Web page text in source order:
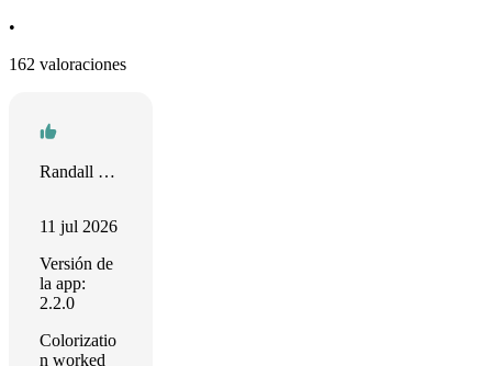
•
162 valoraciones
Randall Sikes
11 jul 2026
Versión de
la app:
2.2.0
Colorizatio
n worked